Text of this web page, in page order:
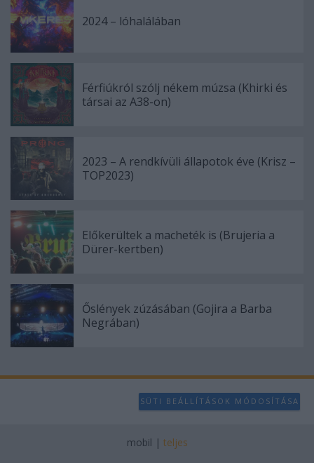
2024 – lóhalálában
Férfiúkról szólj nékem múzsa (Khirki és
társai az A38-on)
2023 – A rendkívüli állapotok éve (Krisz –
TOP2023)
Előkerültek a macheték is (Brujeria a
Dürer-kertben)
Őslények zúzásában (Gojira a Barba
Negrában)
SÜTI BEÁLLÍTÁSOK MÓDOSÍTÁSA
mobil | teljes